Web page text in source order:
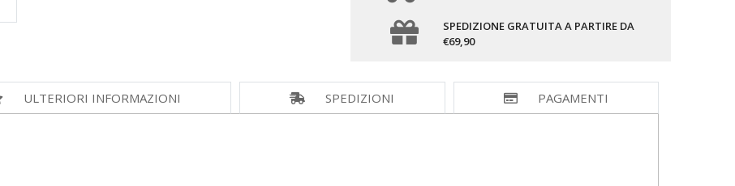
SPEDIZIONE GRATUITA A PARTIRE DA
€69,90
ULTERIORI INFORMAZIONI SPEDIZIONI PAGAMENTI